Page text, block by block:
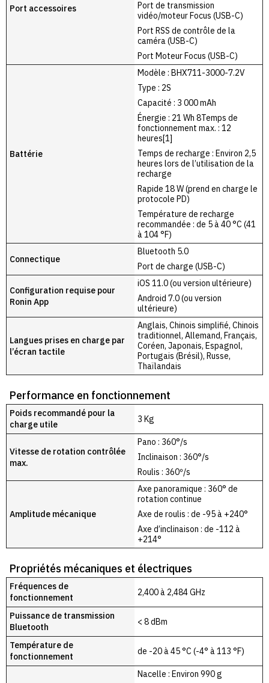
Port accessoires
Port de transmission
vidéo/moteur Focus (USB-C)
Port RSS de contrôle de la
caméra (USB-C)
Port Moteur Focus (USB-C)
Battérie
Modèle : BHX711-3000-7.2V
Type : 2S
Capacité : 3 000 mAh
Énergie : 21 Wh 8Temps de
fonctionnement max. : 12
heures[1]
Temps de recharge : Environ 2,5
heures lors de l’utilisation de la
recharge
Rapide 18 W (prend en charge le
protocole PD)
Température de recharge
recommandée : de 5 à 40 °C (41
à 104 °F)
Connectique
Bluetooth 5.0
Port de charge (USB-C)
Configuration requise pour
Ronin App
iOS 11.0 (ou version ultérieure)
Android 7.0 (ou version
ultérieure)
Langues prises en charge par
l’écran tactile
Anglais, Chinois simplifié, Chinois
traditionnel, Allemand, Français,
Coréen, Japonais, Espagnol,
Portugais (Brésil), Russe,
Thaïlandais
Performance en fonctionnement
Poids recommandé pour la
charge utile
3 Kg
Vitesse de rotation contrôlée
max.
Pano : 360°/s
Inclinaison : 360°/s
Roulis : 360º/s
Amplitude mécanique
Axe panoramique : 360° de
rotation continue
Axe de roulis : de -95 à +240°
Axe d’inclinaison : de -112 à
+214°
Propriétés mécaniques et électriques
Fréquences de
fonctionnement
2,400 à 2,484 GHz
Puissance de transmission
Bluetooth
< 8 dBm
Température de
fonctionnement
de -20 à 45 °C (-4° à 113 °F)
Nacelle : Environ 990 g